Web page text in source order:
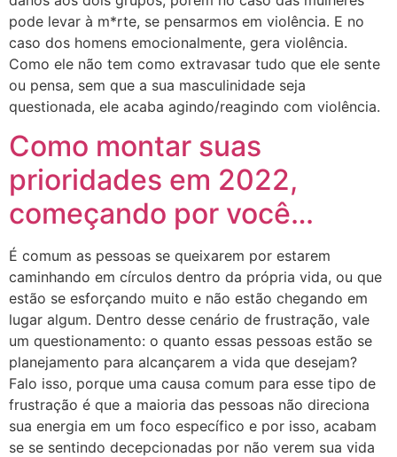
pode levar à m*rte, se pensarmos em violência. E no
caso dos homens emocionalmente, gera violência.
Como ele não tem como extravasar tudo que ele sente
ou pensa, sem que a sua masculinidade seja
questionada, ele acaba agindo/reagindo com violência.
Como montar suas
prioridades em 2022,
começando por você…
É comum as pessoas se queixarem por estarem
caminhando em círculos dentro da própria vida, ou que
estão se esforçando muito e não estão chegando em
lugar algum. Dentro desse cenário de frustração, vale
um questionamento: o quanto essas pessoas estão se
planejamento para alcançarem a vida que desejam?
Falo isso, porque uma causa comum para esse tipo de
frustração é que a maioria das pessoas não direciona
sua energia em um foco específico e por isso, acabam
se se sentindo decepcionadas por não verem sua vida